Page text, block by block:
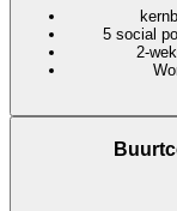
5 social
2-